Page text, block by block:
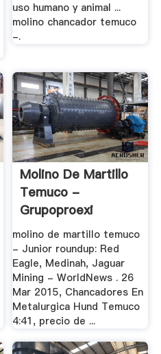
uso humano y animal ...
molino chancador temuco
-.
Molino De Martillo
Temuco -
Grupoproexi
molino de martillo temuco
- Junior roundup: Red
Eagle, Medinah, Jaguar
Mining - WorldNews . 26
Mar 2015, Chancadores En
Metalurgica Hund Temuco
4:41, precio de ...